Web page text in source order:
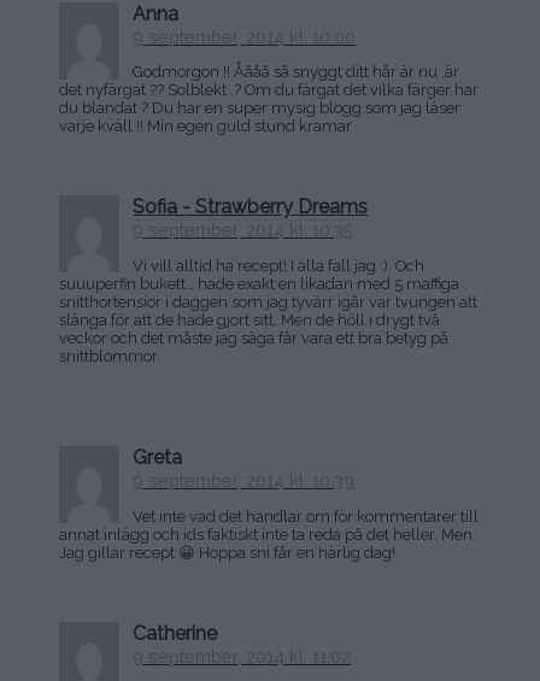
Anna
9 september, 2014 kl. 10:00
Godmorgon !! Åååå så snyggt ditt hår är nu ,är
det nyfärgat ?? Solblekt ,? Om du färgat det vilka färger har
du blandat ? Du har en super mysig blogg som jag läser
varje kväll !! Min egen guld stund kramar
Sofia - Strawberry Dreams
9 september, 2014 kl. 10:35
Vi vill alltid ha recept! I alla fall jag :). Och
suuuperfin bukett… hade exakt en likadan med 5 maffiga
snitthortensior i daggen som jag tyvärr igår var tvungen att
slänga för att de hade gjort sitt. Men de höll i drygt två
veckor och det måste jag säga får vara ett bra betyg på
snittblommor.
Greta
9 september, 2014 kl. 10:39
Vet inte vad det handlar om för kommentarer till
annat inlägg och ids faktiskt inte ta reda på det heller. Men.
Jag gillar recept 😀 Hoppa sni får en härlig dag!
Catherine
9 september, 2014 kl. 11:02